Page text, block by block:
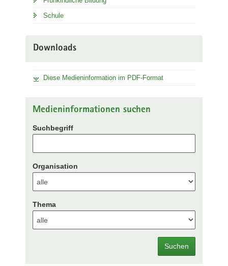
Schule
Downloads
Diese Medieninformation im PDF-Format
Medieninformationen suchen
Suchbegriff
Organisation
Thema
Suchen